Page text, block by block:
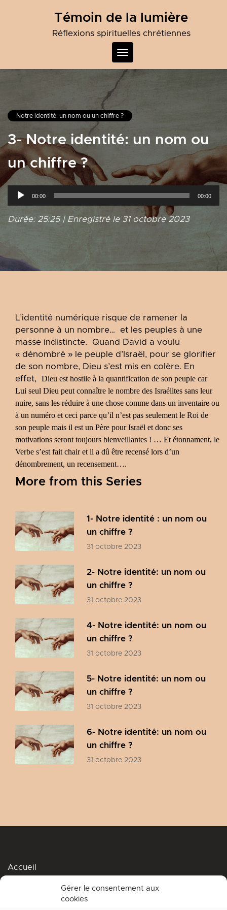
Gérer le consentement aux
cookies
Témoin de la lumière
Réflexions spirituelles chrétiennes
Toggle
navigation
Notre identité: un nom ou un chiffre ?
3- Notre identité: un nom ou
un chiffre ?
Lecteur
audio
00:00 00:00
Durée: 25:25| Enregistré le 31 octobre 2023
L’identité numérique risque de ramener la
personne à un nombre… et les peuples à une
masse indistincte. Quand David a voulu
« dénombré » le peuple d’Israël, pour se glorifier
de son nombre, Dieu s’est mis en colère. En
effet, Dieu est hostile à la quantification de son peuple car
Lui seul Dieu peut connaître le nombre des Israélites sans leur
nuire, sans les réduire à une chose comme dans un inventaire ou
à un numéro et ceci parce qu’il n’est pas seulement le Roi de
son peuple mais il est un Père pour Israël et donc ses
motivations seront toujours bienveillantes ! … Et étonnament, le
Verbe s’est fait chair et il a dû être recensé lors d’un
dénombrement, un recensement….
More from this Series
1- Notre identité : un nom ou
un chiffre ?
31 octobre 2023
2- Notre identité: un nom ou
un chiffre ?
31 octobre 2023
4- Notre identité: un nom ou
un chiffre ?
31 octobre 2023
5- Notre identité: un nom ou
un chiffre ?
31 octobre 2023
6- Notre identité: un nom ou
un chiffre ?
31 octobre 2023
Accueil